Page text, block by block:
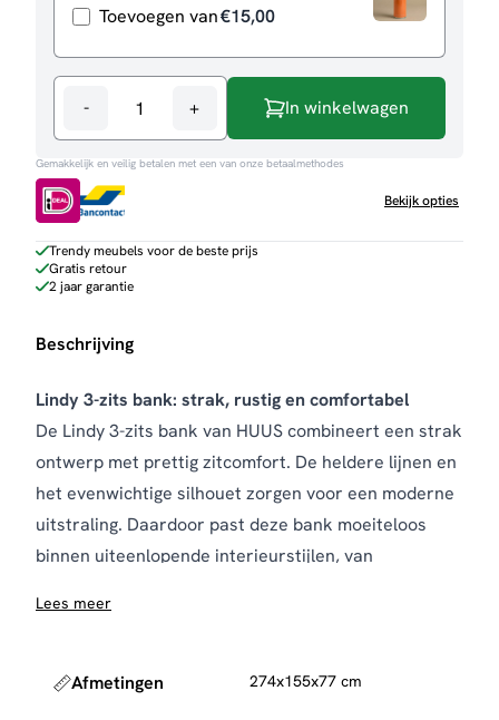
Toevoegen van€15,00
-
Lindy
3-
zits
aantal
+ In winkelwagen
Gemakkelijk en veilig betalen met een van onze betaalmethodes
Bekijk opties
Trendy meubels voor de beste prijs
Gratis retour
2 jaar garantie
Beschrijving
Lindy 3-zits bank: strak, rustig en comfortabel
De Lindy 3-zits bank van HUUS combineert een strak
ontwerp met prettig zitcomfort. De heldere lijnen en
het evenwichtige silhouet zorgen voor een moderne
uitstraling. Daardoor past deze bank moeiteloos
binnen uiteenlopende interieurstijlen, van
De bank is bekleed met een hoogwaardige stof in
basis in de woonkamer en laat zich eenvoudig
Lees meer
Afmetingen 274x155x77 cm